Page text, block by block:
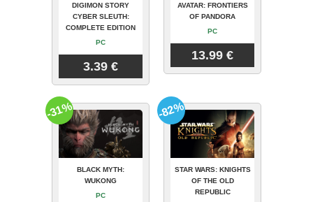
DIGIMON STORY
CYBER SLEUTH:
COMPLETE EDITION
PC
3.39 €
AVATAR: FRONTIERS
OF PANDORA
PC
13.99 €
BLACK MYTH:
WUKONG
PC
-31%
STAR WARS: KNIGHTS
OF THE OLD
REPUBLIC
-82%